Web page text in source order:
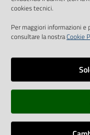
Vai alla pagina
cookies tecnici.
Per maggiori informazioni
consultare la nostraCookie